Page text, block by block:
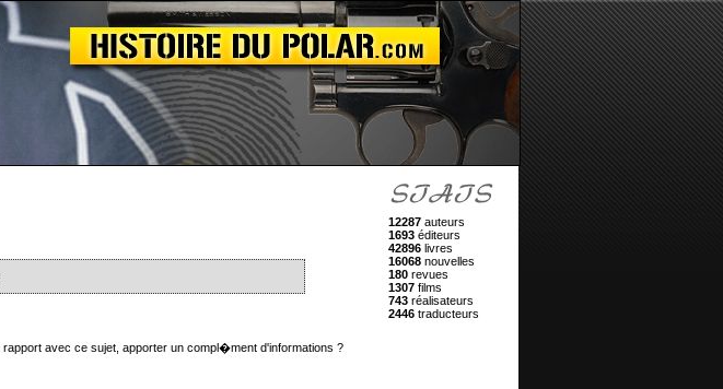
avec ce sujet, apporter un compl�ment d'informations ?
12287 auteurs
1693 éditeurs
42896 livres
16068 nouvelles
180 revues
1307 films
743 réalisateurs
2446 traducteurs